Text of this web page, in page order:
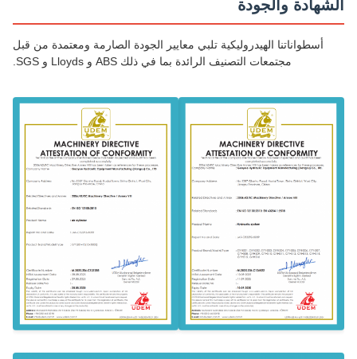
والجودة
أسطواناتنا الهيدروليكية تلبي معايير الجودة الصارمة ومعتمدة من قبل
مجتمعات التصنيف الرائدة بما في ذلك ABS و Lloyds و SGS.